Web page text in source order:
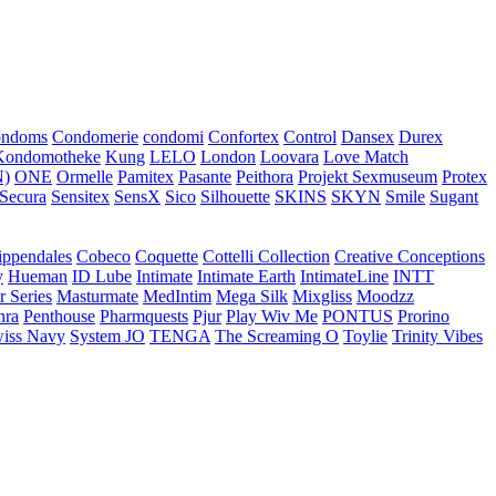
Condomerie condomi Confortex Control Dansex Durex
Kung LELO London Loovara Love Match
ONE Ormelle Pamitex Pasante Peithora Projekt Sexmuseum Protex
Secura Sensitex SensX Sico Silhouette SKINS SKYN Smile Sugant
Cobeco Coquette Cottelli Collection Creative Conceptions
Hueman ID Lube Intimate Intimate Earth IntimateLine INTT
Series Masturmate MedIntim Mega Silk Mixgliss Moodzz
Penthouse Pharmquests Pjur Play Wiv Me PONTUS Prorino
Navy System JO TENGA The Screaming O Toylie Trinity Vibes